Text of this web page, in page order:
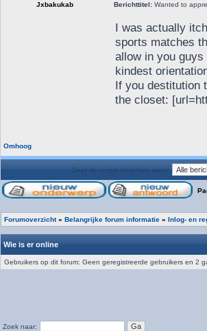
Jxbakukab Berichttitel: Wanted to
I was actually
sports matches
allow in you
kindest
If you destitution
the closet:
Omhoog
Geef de vorige berichten weer:
Forumoverzicht» Belangrijke forum informatie » Inlog- en
Wie is er online
Gebruikers op dit forum: Geen geregistreerde gebruikers en 2
Zoek naar: